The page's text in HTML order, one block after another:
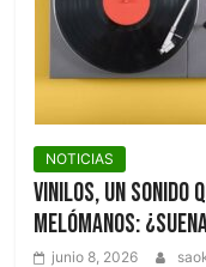
NOTICIAS
Vinilos, un sonido
melómanos:
junio 8, 2026